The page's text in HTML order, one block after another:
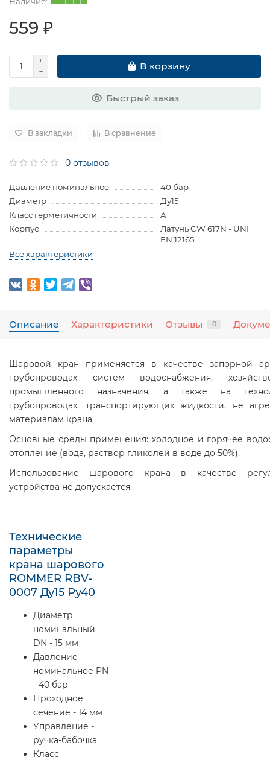
559 ₽
В корзину
Быстрый заказ
В закладки В сравнение
0 отзывов
Давление номинальное
40 бар
Диаметр
Ду15
Класс герметичности
A
Корпус
Латунь CW 617N - UNI
EN 12165
Все характеристики
Описание Характеристики Отзывы 0
Шаровой кран применяется в качестве запорной
трубопроводах систем водоснабжения,
промышленного назначения, а также на
трубопроводах, транспортирующих жидкости, не
материалам крана.
Основные среды применения: холодное и горячее
отопление (вода, раствор гликолей в воде до 50%).
Использование шарового крана в качестве
устройства не допускается.
Технические
параметры
крана шарового
ROMMER RBV-
0007 Ду15 Ру40
Диаметр
номинальный
DN - 15 мм
Давление
номинальное PN
- 40 бар
Проходное
сечение - 14 мм
Управление -
ручка-бабочка
Класс